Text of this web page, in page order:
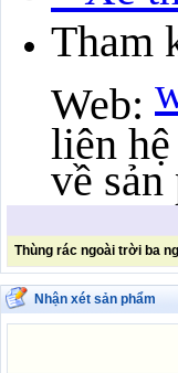
Tham
Web:
liên
về sản
Thùng rác ngoài trời ba
Nhận xét sản phẩm